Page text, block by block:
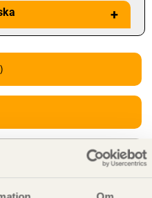
+